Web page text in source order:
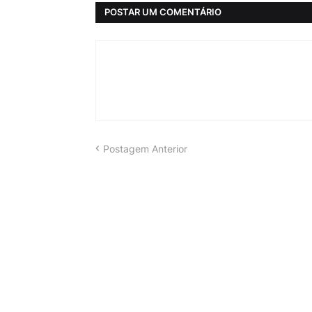
POSTAR UM COMENTÁRIO
Postagem Anterior